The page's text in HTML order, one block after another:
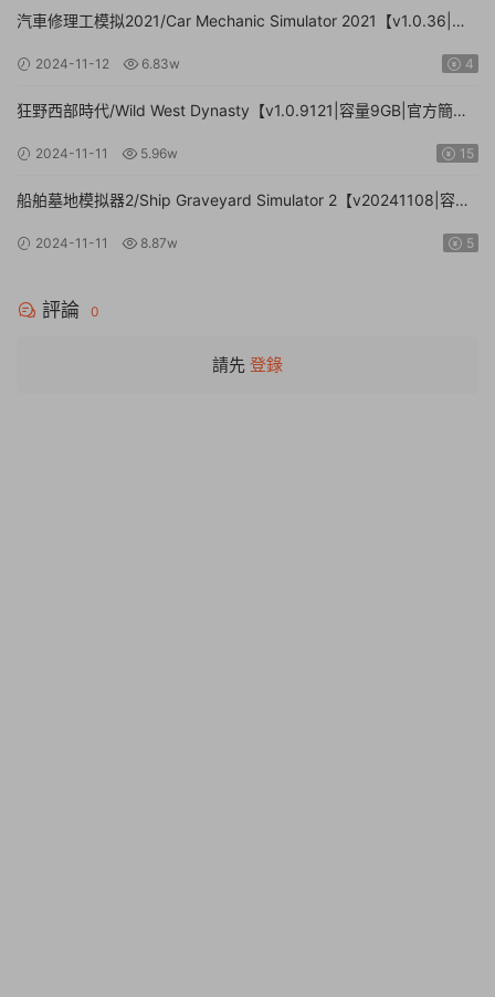
汽車修理工模拟2021/Car Mechanic Simulator 2021【v1.0.36|集
2024-11-12 6.83w 4
狂野西部時代/Wild West Dynasty【v1.0.9121|容量9GB|官方簡體
2024-11-11 5.96w 15
船舶墓地模拟器2/Ship Graveyard Simulator 2【v20241108|容量
2024-11-11 8.87w 5
評論 0
請先 登錄